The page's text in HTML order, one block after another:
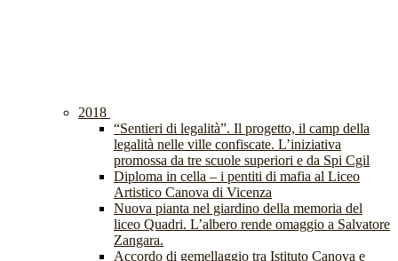
2018
“Sentieri di legalità”. Il progetto, il camp della
legalità nelle ville confiscate. L’iniziativa
promossa da tre scuole superiori e da Spi Cgil
Diploma in cella – i pentiti di mafia al Liceo
Artistico Canova di Vicenza
Nuova pianta nel giardino della memoria del
liceo Quadri. L’albero rende omaggio a Salvatore
Zangara.
Accordo di gemellaggio tra Istituto Canova e